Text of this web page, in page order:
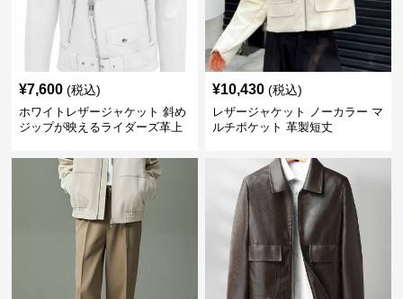
¥7,600 (税込)
ホワイトレザージャケット 斜め
ジップが映えるライダーズ革上
¥10,430 (税込)
レザージャケット ノーカラー マ
ルチポケット 革製短丈